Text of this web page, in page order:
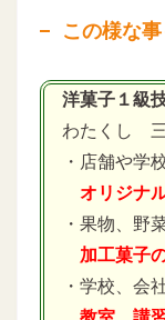
この様な
洋菓子１級
わたくし 三
・店舗や学
オリジナ
・果物、野
加工菓子
・学校、会